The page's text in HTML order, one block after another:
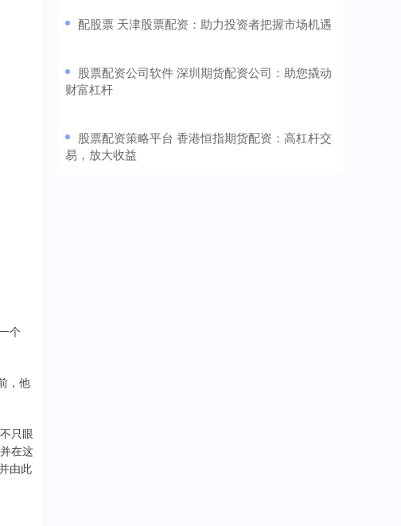
个
，他
只眼
在这
由此
​配股票 天津股票配资：助力投资者把握市场机遇
​股票配资公司软件 深圳期货配资公司：助您撬动
财富杠杆
​股票配资策略平台 香港恒指期货配资：高杠杆交
易，放大收益